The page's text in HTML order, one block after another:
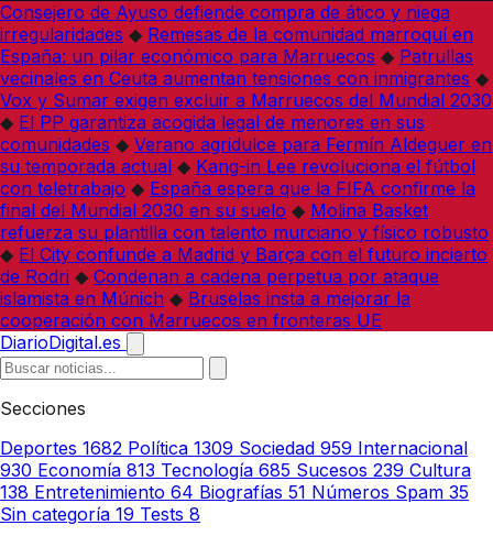
Consejero de Ayuso defiende compra de ático y niega
irregularidades ◆ Remesas de la comunidad marroquí en
España: un pilar económico para Marruecos ◆ Patrullas
vecinales en Ceuta aumentan tensiones con inmigrantes ◆
Vox y Sumar exigen excluir a Marruecos del Mundial 2030
◆ El PP garantiza acogida legal de menores en sus
comunidades ◆ Verano agridulce para Fermín Aldeguer en
su temporada actual ◆ Kang-in Lee revoluciona el fútbol
con teletrabajo ◆ España espera que la FIFA confirme la
final del Mundial 2030 en su suelo ◆ Molina Basket
refuerza su plantilla con talento murciano y físico robusto
◆ El City confunde a Madrid y Barça con el futuro incierto
de Rodri ◆ Condenan a cadena perpetua por ataque
islamista en Múnich ◆ Bruselas insta a mejorar la
cooperación con Marruecos en fronteras UE
DiarioDigital.es
Secciones
Deportes 1682 Política 1309 Sociedad 959 Internacional
930 Economía 813 Tecnología 685 Sucesos 239 Cultura
138 Entretenimiento 64 Biografías 51 Números Spam 35
Sin categoría 19 Tests 8